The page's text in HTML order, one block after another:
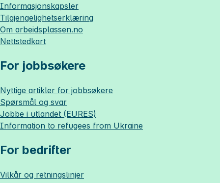
Informasjonskapsler
Tilgjengelighetserklæring
Om arbeidsplassen.no
Nettstedkart
For jobbsøkere
Nyttige artikler for jobbsøkere
Spørsmål og svar
Jobbe i utlandet (EURES)
Information to refugees from Ukraine
For bedrifter
Vilkår og retningslinjer